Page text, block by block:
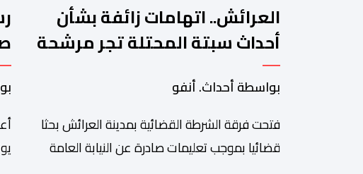
العرائش.. اتهامات زائفة بشأن
أحداث سبتة المحتلة تجر مرشحة
للهجرة غير النظامية إلى القضاء
بواسطة أحداث. أنفو
فتحت فرقة الشرطة القضائية بمدينة العرائش بحثا
قضائيا بموجب تعليمات صادرة عن النيابة العامة